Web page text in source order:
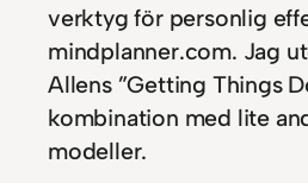
verktyg för personlig
mindplanner.com. Jag
Allens ”Getting Things
kombination med lite
modeller.